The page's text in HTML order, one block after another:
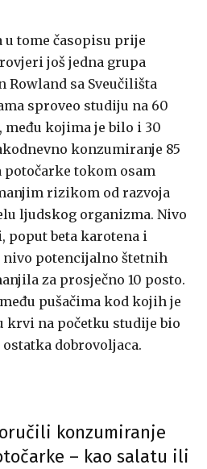
u tome časopisu prije
još jedna grupa
Rowland sa Sveučilišta
sproveo studiju na 60
kojima je bilo i 30
konzumiranje 85
tokom osam
rizikom od razvoja
ljudskog organizma. Nivo
poput beta karotena i
nivo potencijalno štetnih
za prosječno 10 posto.
pušačima kod kojih je
krvi na početku studije bio
dobrovoljaca.
konzumiranje
– kao salatu ili